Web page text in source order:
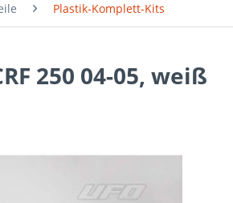
Plastik-Komplett-Kits
250 04-05, weiß